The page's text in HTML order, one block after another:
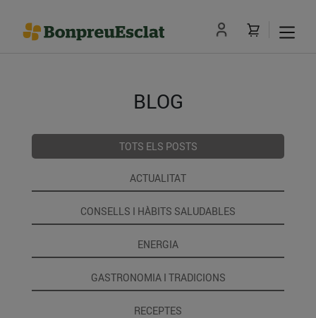
BLOG
TOTS ELS POSTS
ACTUALITAT
CONSELLS I HÀBITS SALUDABLES
ENERGIA
GASTRONOMIA I TRADICIONS
RECEPTES